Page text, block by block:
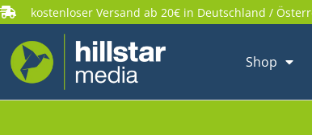
kostenloser Versand ab 20€ in Deutschland /
Shop